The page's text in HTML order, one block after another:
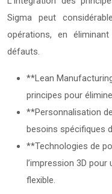
Sigma peut
opérations, en
défauts.
**Lean
principes pour
**Personnalisation
besoins spécifiques
**Technologies de
l’impression 3D
flexible.